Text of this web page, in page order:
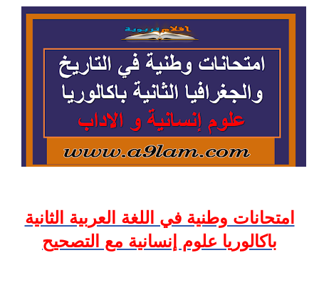
امتحانات وطنية في اللغة العربية الثانية
باكالوريا علوم إنسانية مع التصحيح